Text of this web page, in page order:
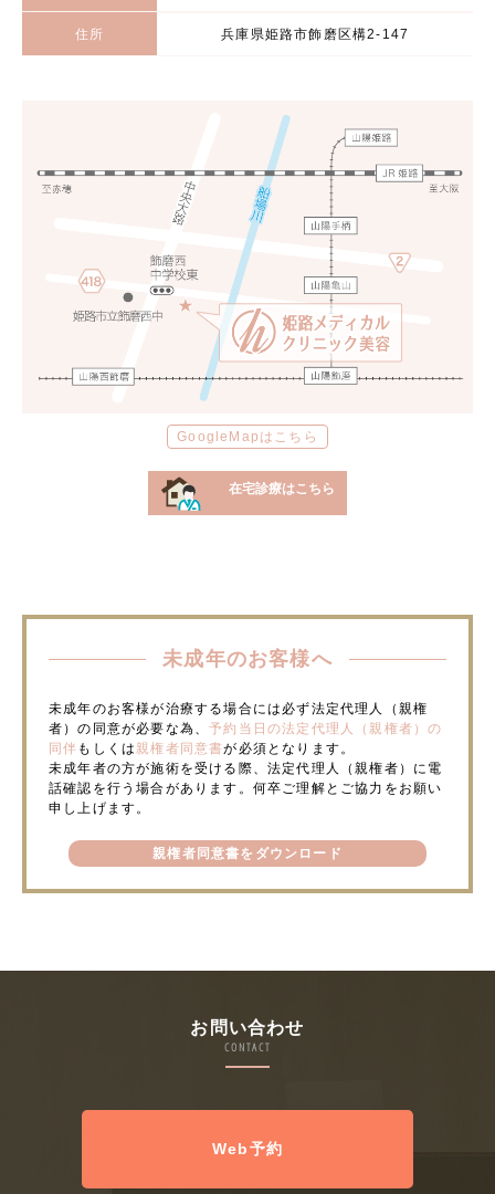
住所 兵庫県姫路市飾磨区構2-147
GoogleMapはこちら
在宅診療はこちら
未成年のお客様へ
未成年のお客様が治療する場合には必ず法定代理人（親権
者）の同意が必要な為、予約当日の法定代理人（親権者）の
同伴 もしくは 親権者同意書が必須となります。
未成年者の方が施術を受ける際、法定代理人（親権者）に電
話確認を行う場合があります。何卒ご理解とご協力をお願い
申し上げます。
親権者同意書をダウンロード
お問い合わせ
CONTACT
Web予約